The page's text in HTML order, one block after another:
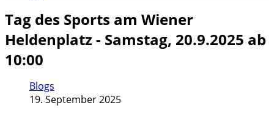
Tag des Sports am Wiener
Heldenplatz - Samstag, 20.9.2025 ab
10:00
Blogs
19. September 2025